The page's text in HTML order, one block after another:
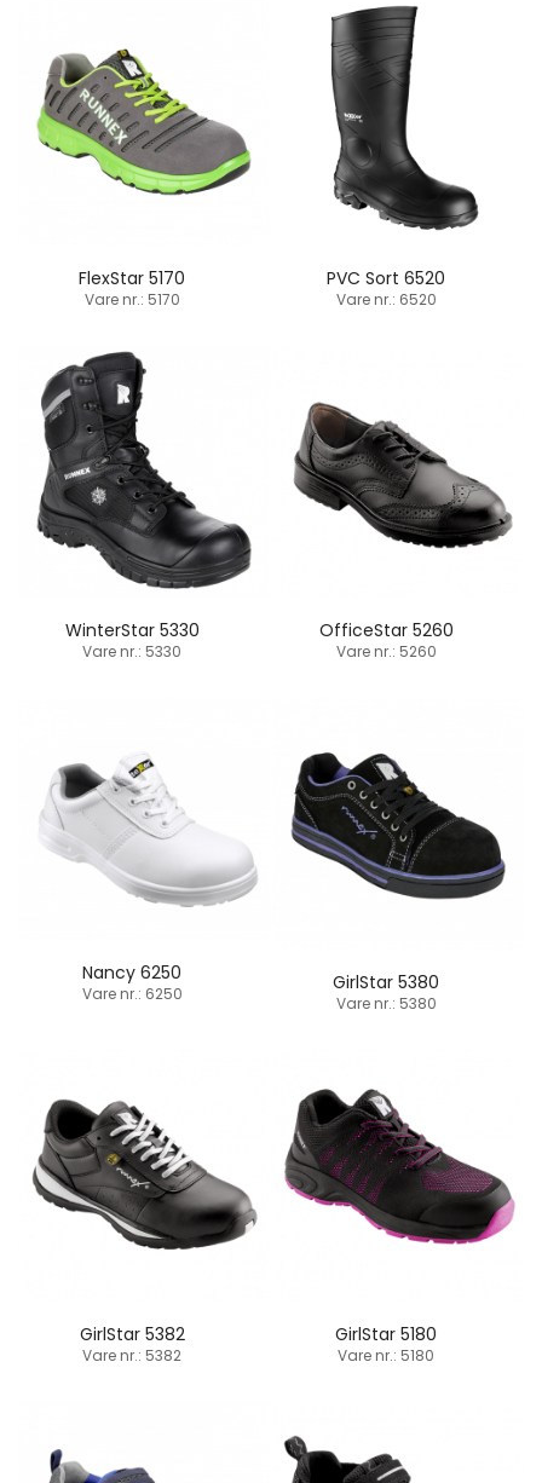
FlexStar 5170
Vare nr.: 5170
PVC Sort 6520
Vare nr.: 6520
WinterStar 5330
Vare nr.: 5330
OfficeStar 5260
Vare nr.: 5260
Nancy 6250
Vare nr.: 6250 GirlStar 5380
Vare nr.: 5380
GirlStar 5382
Vare nr.: 5382
GirlStar 5180
Vare nr.: 5180